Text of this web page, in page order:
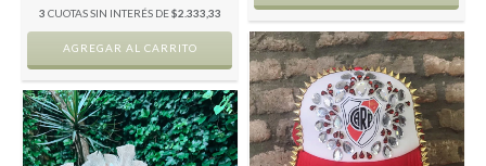
3 CUOTAS SIN INTERÉS DE$2.333,33